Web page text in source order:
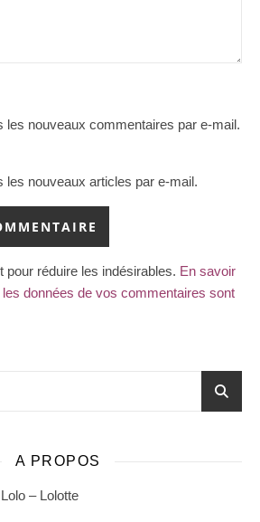
les nouveaux commentaires par e-mail.
les nouveaux articles par e-mail.
pour réduire les indésirables. En savoir
données de vos commentaires sont
A PROPOS
– Lolotte